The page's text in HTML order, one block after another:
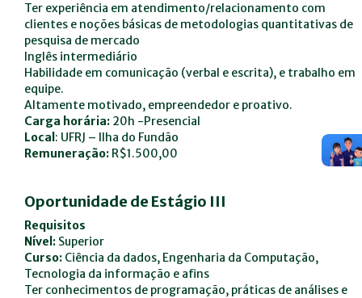
Ter experiência em atendimento/relacionamento com
clientes e noções básicas de metodologias quantitativas de
pesquisa de mercado
Inglês intermediário
Habilidade em comunicação (verbal e escrita), e trabalho em
equipe.
Altamente motivado, empreendedor e proativo.
Carga horária: 20h -Presencial
Local : UFRJ – Ilha do Fundão
Remuneração: R$1.500,00
Oportunidade de Estágio III
Requisitos
Nível: Superior
Curso: Ciência da dados, Engenharia da Computação,
Tecnologia da informação e afins
Ter conhecimentos de programação, práticas de análises e